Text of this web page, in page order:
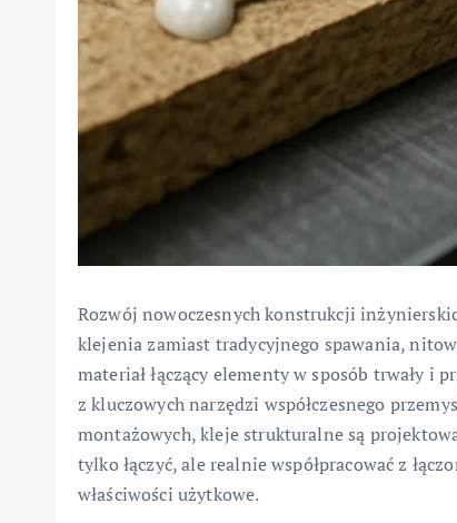
Rozwój nowoczesnych konstrukcji
klejenia zamiast tradycyjnego spawania,
materiał łączący elementy w sposób trwały i
z kluczowych narzędzi współczesnego
montażowych, kleje strukturalne są
tylko łączyć, ale realnie współpracować z
właściwości użytkowe.